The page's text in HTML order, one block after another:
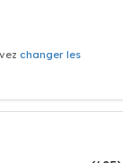
changer les